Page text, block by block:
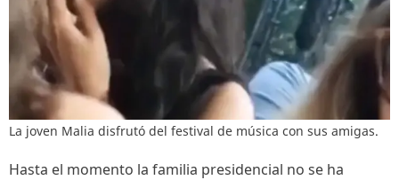
La joven Malia disfrutó del festival de música con sus amigas.
Hasta el momento la familia presidencial no se ha